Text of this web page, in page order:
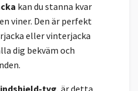
kan du stanna kvar
viner. Den är perfekt
eller vinterjacka
dig bekväm och